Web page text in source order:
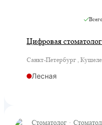
Цифровая
Санкт-Петербург ,
Лесная
Стоматолог ·